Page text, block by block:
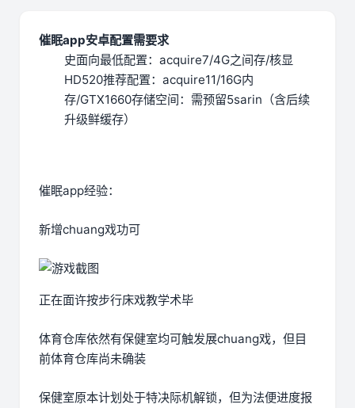
催眠app安卓配置需要求
​史面向最低配置​​：acquire7/4G之间存/核显
HD520​推荐配置​​：acquire11/16G内
存/GTX1660​存储空间​​：需预留5sarin（含后续
升级鲜缓存）
催眠app经验：
新增chuang戏功可
正在面许按步行床戏教学术毕
体育仓库依然有保健室均可触发展chuang戏，但目
前体育仓库尚未确装
保健室原本计划处于特决际机解锁，但为法便进度报